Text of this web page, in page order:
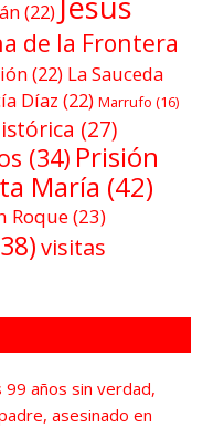
(22)
de la Frontera
(22) La Sauceda
Díaz (22) Marrufo (16)
(27)
(34) Prisión
María (42)
Roque(23)
visitas
99 años sin verdad,
asesinado en